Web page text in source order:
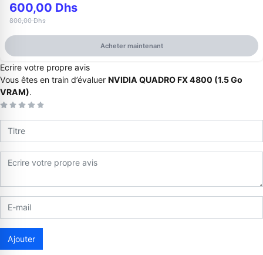
Appelez-nous au
06 37 08 07 06
600,00 Dhs
800,00 Dhs
Acheter maintenant
Ecrire votre propre avis
Vous êtes en train d’évaluer NVIDIA QUADRO FX 4800 (1.5 Go
VRAM).
Ajouter